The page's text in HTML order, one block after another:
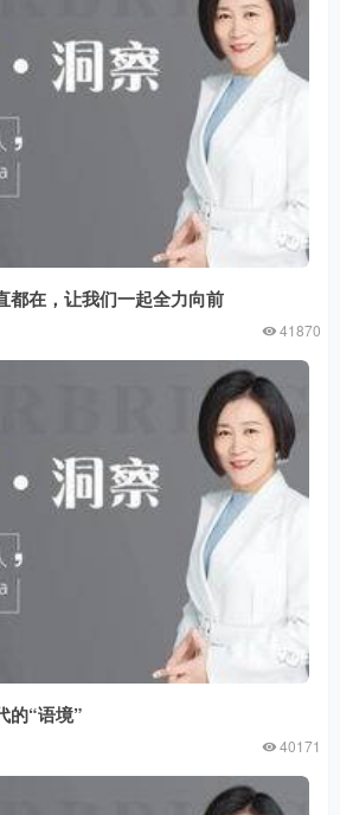
都在，让我们一起全力向前
41870
的“语境”
40171